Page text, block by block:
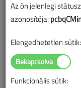
Fűtéstechnika
Rossz
Ezen a télen
Az ön jelenlegi
azonosítója:
Elengedhetetlen sütik:
Funkcionális sütik: